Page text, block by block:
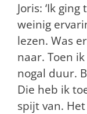
Joris: ‘Ik
weinig
lezen. Was
naar. Toen
nogal duur.
Die heb ik
spijt van.